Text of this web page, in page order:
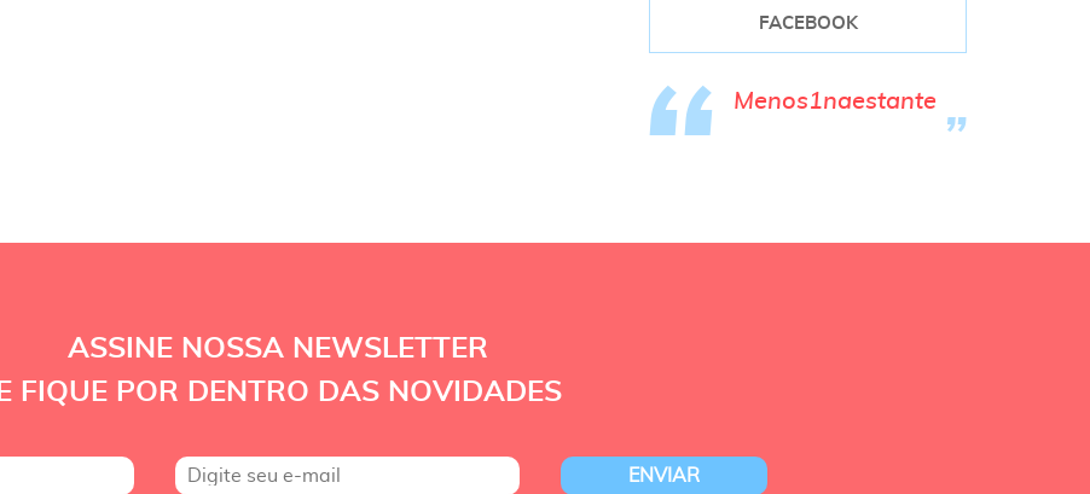
FACEBOOK
Menos1naestante
ASSINE NOSSA NEWSLETTER
E FIQUE POR DENTRO DAS NOVIDADES